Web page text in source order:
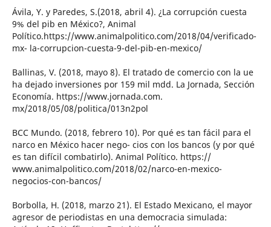
Ávila, Y. y Paredes, S.(2018, abril 4). ¿La corrupción cuesta
9% del pib en México?, Animal
Político.https://www.animalpolitico.com/2018/04/verificado-
mx- la-corrupcion-cuesta-9-del-pib-en-mexico/
Ballinas, V. (2018, mayo 8). El tratado de comercio con la ue
ha dejado inversiones por 159 mil mdd. La Jornada, Sección
Economía. https://www.jornada.com.
mx/2018/05/08/politica/013n2pol
BCC Mundo. (2018, febrero 10). Por qué es tan fácil para el
narco en México hacer nego- cios con los bancos (y por qué
es tan difícil combatirlo). Animal Político. https://
www.animalpolitico.com/2018/02/narco-en-mexico-
negocios-con-bancos/
Borbolla, H. (2018, marzo 21). El Estado Mexicano, el mayor
agresor de periodistas en una democracia simulada: